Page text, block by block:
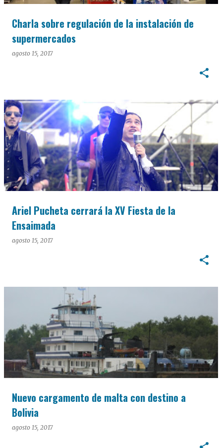
Charla sobre regulación de la instalación de
supermercados
agosto 15, 2017
Ariel Pucheta cerrará la XV Fiesta de la
Ensaimada
agosto 15, 2017
Nuevo cargamento de malta con destino a
Bolivia
agosto 15, 2017